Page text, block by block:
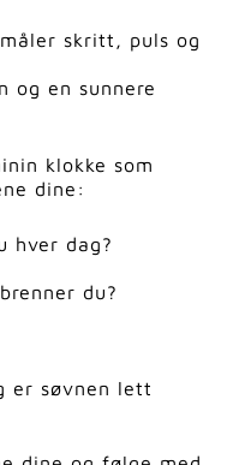
skritt, puls og
og en sunnere
klokke som
dine:
hver dag?
du?
er søvnen lett